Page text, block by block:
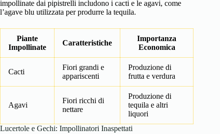
impollinate dai pipistrelli includono i cacti e le agavi, come
l’agave blu utilizzata per produrre la tequila.
Piante
Impollinate
Caratteristiche
Importanza
Economica
Cacti
Fiori grandi e
appariscenti
Produzione di
frutta e verdura
Agavi
Fiori ricchi di
nettare
Produzione di
tequila e altri
liquori
Lucertole e Gechi: Impollinatori Inaspettati